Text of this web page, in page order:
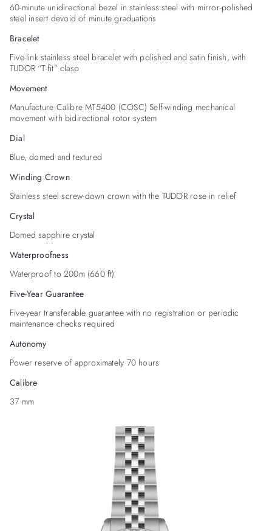
60-minute unidirectional bezel in stainless steel with mirror-polished
steel insert devoid of minute graduations
Bracelet
Five-link stainless steel bracelet with polished and satin finish, with
TUDOR “T-fit” clasp
Movement
Manufacture Calibre MT5400 (COSC) Self-winding mechanical
movement with bidirectional rotor system
Dial
Blue, domed and textured
Winding Crown
Stainless steel screw-down crown with the TUDOR rose in relief
Crystal
Domed sapphire crystal
Waterproofness
Waterproof to 200m (660 ft)
Five-Year Guarantee
Five-year transferable guarantee with no registration or periodic
maintenance checks required
Autonomy
Power reserve of approximately 70 hours
Calibre
37 mm